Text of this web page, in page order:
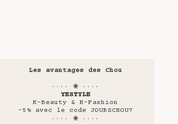
Les avantages des Chou
···· ❀ ····
YESTYLE
K-Beauty & K-Fashion
-5% avec le code JOURSCHOU7
···· ❀ ····